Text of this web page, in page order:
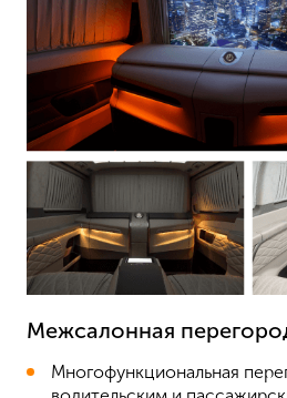
Межсалонная
Многофункциональная